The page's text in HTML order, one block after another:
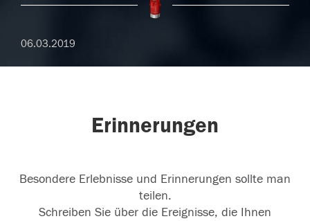
06.03.2019
Erinnerungen
Besondere Erlebnisse und Erinnerungen sollte man
teilen.
Schreiben Sie über die Ereignisse, die Ihnen